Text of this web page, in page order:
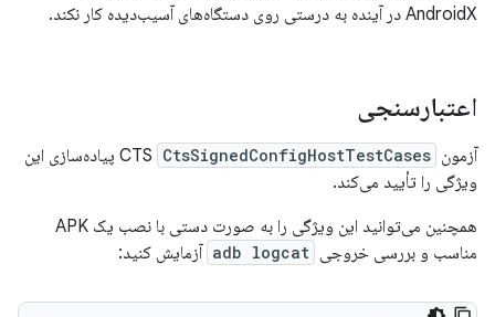
AndroidX در آینده به درستی روی دستگاه‌های آسیب‌دیده کار نکند.
اعتبارسنجی
آزمون CTS CtsSignedConfigHostTestCases
پیاده‌سازی این
ویژگی را تأیید می‌کند.
همچنین می‌توانید این ویژگی را به صورت دستی با نصب یک APK
مناسب و بررسی خروجی adb logcat آزمایش کنید: